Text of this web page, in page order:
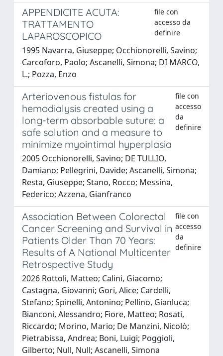
APPENDICITE ACUTA:
TRATTAMENTO
LAPAROSCOPICO
file con
accesso da
definire
1995 Navarra, Giuseppe; Occhionorelli, Savino;
Carcoforo, Paolo; Ascanelli, Simona; DI MARCO,
L.; Pozza, Enzo
Arteriovenous fistulas for
hemodialysis created using a
long-term absorbable suture: a
safe solution and a measure to
minimize myointimal hyperplasia
file con
accesso
da
definire
2005 Occhionorelli, Savino; DE TULLIO,
Damiano; Pellegrini, Davide; Ascanelli, Simona;
Resta, Giuseppe; Stano, Rocco; Messina,
Federico; Azzena, Gianfranco
Association Between Colorectal
Cancer Screening and Survival in
Patients Older Than 70 Years:
Results of A National Multicenter
Retrospective Study
file con
accesso
da
definire
2026 Rottoli, Matteo; Calini, Giacomo;
Castagna, Giovanni; Gori, Alice; Cardelli,
Stefano; Spinelli, Antonino; Pellino, Gianluca;
Bianconi, Alessandro; Fiore, Matteo; Rosati,
Riccardo; Morino, Mario; De Manzini, Nicolò;
Pietrabissa, Andrea; Boni, Luigi; Poggioli,
Gilberto; Null, Null; Ascanelli, Simona